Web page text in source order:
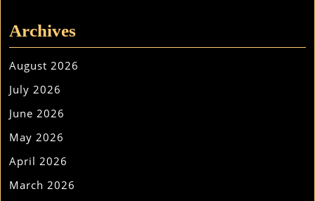
Archives
August 2026
July 2026
June 2026
May 2026
April 2026
March 2026